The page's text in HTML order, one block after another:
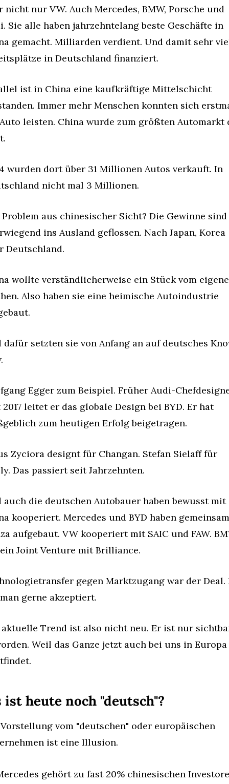
nicht nur VW. Auch Mercedes, BMW, Porsche und
Sie alle haben jahrzehntelang beste Geschäfte in
gemacht. Milliarden verdient. Und damit sehr
in Deutschland finanziert.
ist in China eine kaufkräftige Mittelschicht
Immer mehr Menschen konnten sich
leisten. China wurde zum größten Automarkt
wurden dort über 31 Millionen Autos verkauft. In
nicht mal 3 Millionen.
Problem aus chinesischer Sicht? Die Gewinne sind
ins Ausland geflossen. Nach Japan, Korea
Deutschland.
wollte verständlicherweise ein Stück vom
Also haben sie eine heimische Autoindustrie
dafür setzten sie von Anfang an auf deutsches
Egger zum Beispiel. Früher Audi-
leitet er das globale Design bei BYD. Er hat
zum heutigen Erfolg beigetragen.
Zyciora designt für Changan. Stefan Sielaff für
Das passiert seit Jahrzehnten.
auch die deutschen Autobauer haben bewusst mit
kooperiert. Mercedes und BYD haben gemeinsam
aufgebaut. VW kooperiert mit SAIC und FAW.
Joint Venture mit Brilliance.
gegen Marktzugang war der Deal.
gerne akzeptiert.
Trend ist also nicht neu. Er ist nur
Weil das Ganze jetzt auch bei uns in Europa
ist heute noch "deutsch"?
vom "deutschen" oder europäischen
ist eine Illusion.
gehört zu fast 20% chinesischen